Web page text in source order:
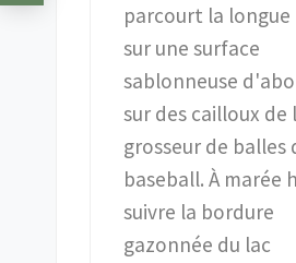
parcourt la longue
sur une surface
sablonneuse
sur des cailloux de
grosseur de balles
baseball. À marée
suivre la bordure
gazonnée du lac